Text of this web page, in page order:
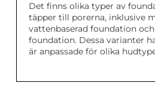
Det finns olika typer av
täpper till porerna, inklusive
vattenbaserad foundation
foundation. Dessa varianter
är anpassade för olika